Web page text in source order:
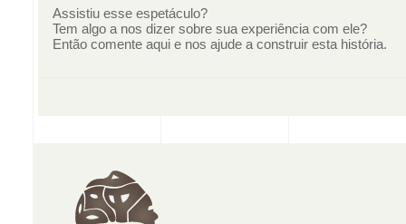
Assistiu esse espetáculo?
Tem algo a nos dizer sobre sua experiência com ele?
Então comente aqui e nos ajude a construir esta história.